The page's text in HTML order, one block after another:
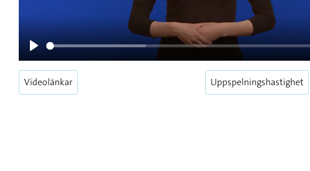
Play
Videolänkar Uppspelningshastighet